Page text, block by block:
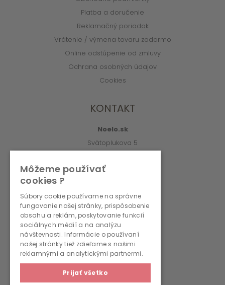
Platba a doručenie
Reklamačný poriadok
Vrátenie / výmena tovaru zadarmo
Online odstúpenie od zmluvy
Ochrana osobných údajov
Cookies
KONTAKT
Noelo.sk
Svätoplukova 5
info@noelo.sk
PREVÁDZKOVATEĽ
WMS, s.r.o., r.s.p.
Svätoplukova 5
010 01 Žilina
IČO: 36690236
Môžeme používať
cookies ?
Súbory cookie používame na správne
fungovanie našej stránky, prispôsobenie
obsahu a reklám, poskytovanie funkcií
sociálnych médií a na analýzu
návštevnosti. Informácie o používaní
našej stránky tiež zdieľame s našimi
reklamnými a analytickými partnermi.
Prijať všetko